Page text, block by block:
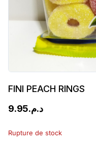
FINI PEACH RINGS
د.م.9.95
Rupture de stock